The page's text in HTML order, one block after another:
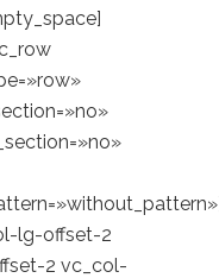
lg-offset-2
2 vc_col-